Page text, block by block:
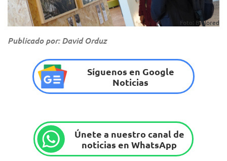
Foto: Biblored
Publicado por: David Orduz
Síguenos en Google
Noticias
Únete a nuestro canal de
noticias en WhatsApp